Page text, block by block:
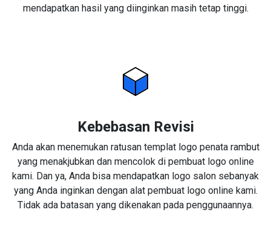
mendapatkan hasil yang diinginkan masih tetap tinggi.
Kebebasan Revisi
Anda akan menemukan ratusan templat logo penata rambut
yang menakjubkan dan mencolok di pembuat logo online
kami. Dan ya, Anda bisa mendapatkan logo salon sebanyak
yang Anda inginkan dengan alat pembuat logo online kami.
Tidak ada batasan yang dikenakan pada penggunaannya.